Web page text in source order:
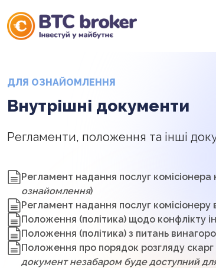
ДЛЯ ОЗНАЙОМЛЕННЯ
Внутрішні документи
Регламенти, положення та інші
Регламент надання послуг комісіонера
ознайомлення)
Регламент надання послуг
Положення (політика) щодо конфлікту
Положення (політика) з питань
Положення про порядок розгляду скарг
документ незабаром буде доступний